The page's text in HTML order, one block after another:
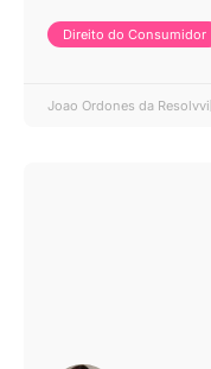
Direito do Consumidor
Joao Ordones da Resolvvi